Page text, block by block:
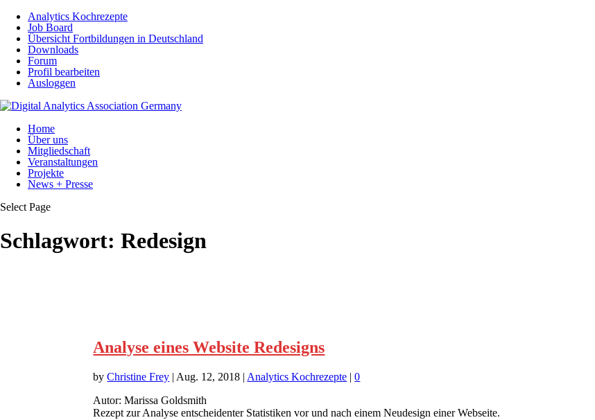
Analytics Kochrezepte
Job Board
Übersicht Fortbildungen in Deutschland
Downloads
Forum
Profil bearbeiten
Ausloggen
Home
Über uns
Mitgliedschaft
Veranstaltungen
Projekte
News + Presse
Select Page
Schlagwort: Redesign
Analyse eines Website Redesigns
byChristine Frey | Aug. 12, 2018 | Analytics Kochrezepte |0
Autor: Marissa Goldsmith
Rezept zur Analyse entscheidenter Statistiken vor und nach einem Neudesign einer Webseite.